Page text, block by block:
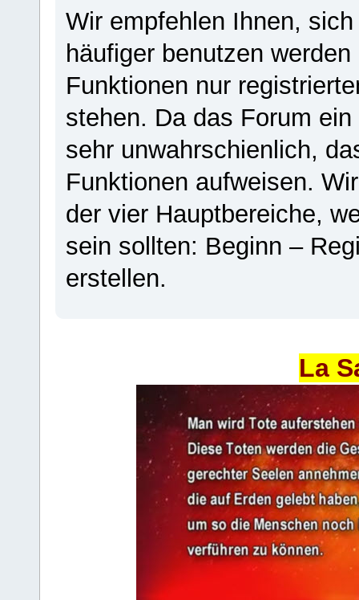
Wir empfehlen Ihnen,
häufiger benutzen
Funktionen nur
stehen. Da das Forum
sehr unwahrschienlich,
Funktionen aufweisen.
der vier Hauptbereiche,
sein sollten: Beginn –
erstellen.
La